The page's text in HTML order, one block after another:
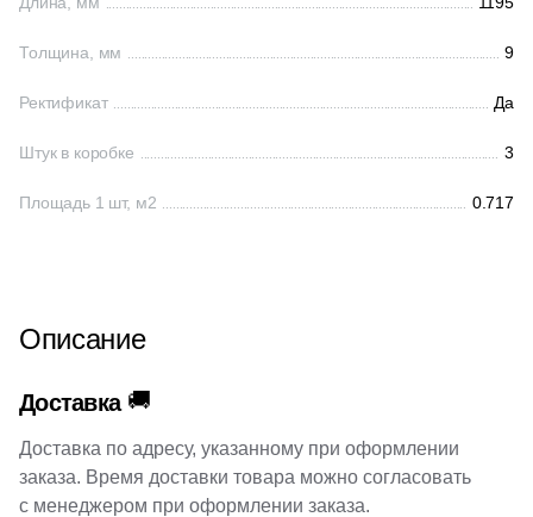
Cicogres (6
Colortile (87)
Concor ( 18)
Cotto Petrus (2 )
Толщина, мм 9
Ректификат Да
Штук в коробке 3
Площадь 1 шт, м2 0.717
Описание
Доставка 🚚
Доставка по адресу, указанному при оформлении
заказа. Время доставки товара можно согласовать
с менеджером при оформлении заказа.